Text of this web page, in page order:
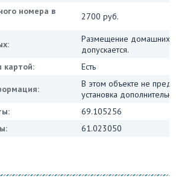
номера в
2700 руб.
Размещение домашних
допускается.
картой:
Есть
В этом объекте не
установка
69.105256
61.023050